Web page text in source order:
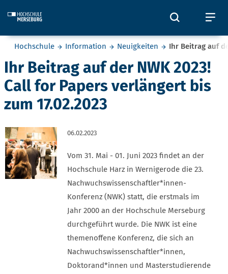
Öffnet
Sie befinden sich hier:
Hochschule Information Neuigkeiten Ihr Beitrag auf
Ihr Beitrag auf der NWK 2023!
Call for Papers verlängert bis
zum 17.02.2023
06.02.2023
Vom 31. Mai - 01. Juni 2023 findet an der
Hochschule Harz in Wernigerode die 23.
Nachwuchswissenschaftler*innen-
Konferenz (NWK) statt, die erstmals im
Jahr 2000 an der Hochschule Merseburg
durchgeführt wurde. Die NWK ist eine
themenoffene Konferenz, die sich an
Nachwuchswissenschaftler*innen,
Doktorand*innen und Masterstudierende